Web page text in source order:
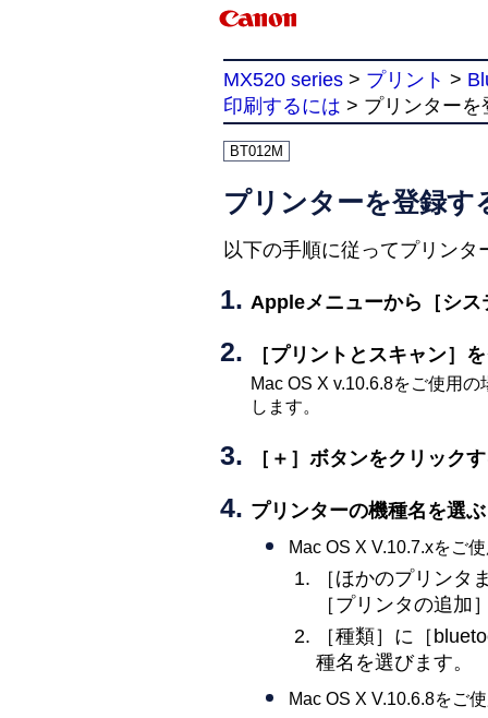
MX520 series > プリント >
印刷するには > プリンターを
BT012M
プリンターを登録す
以下の手順に従ってプリンタ
Appleメニューから［シス
［プリントとスキャン］
Mac OS X v.10.6.8をご使用の
します。
［ ＋ ］ボタンをクリック
プリンターの機種名を選ぶ
Mac OS X V.10.7.xをご
［ほかのプリンタ
［プリンタの追加
［種類］に［
種名を選びます。
Mac OS X V.10.6.8をご